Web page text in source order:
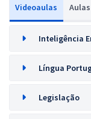
Videoaulas
Inteligência
Língua
Legislação